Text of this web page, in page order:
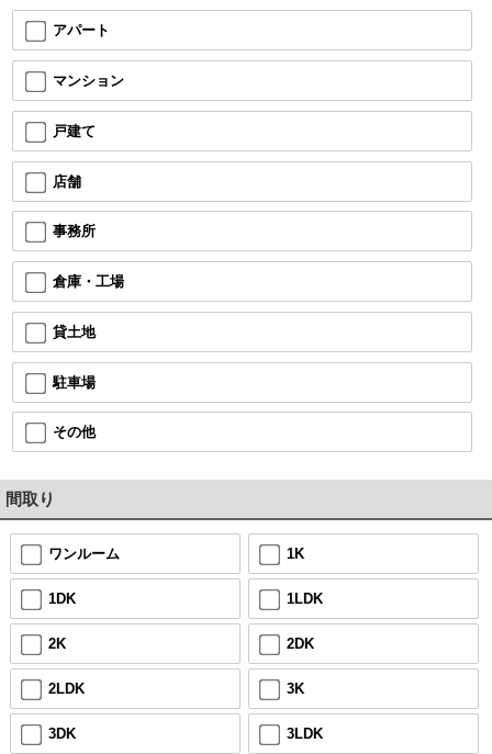
アパート
マンション
戸建て
店舗
事務所
倉庫・工場
貸土地
駐車場
その他
間取り
ワンルーム 1K
1DK 1LDK
2K 2DK
2LDK 3K
3DK 3LDK